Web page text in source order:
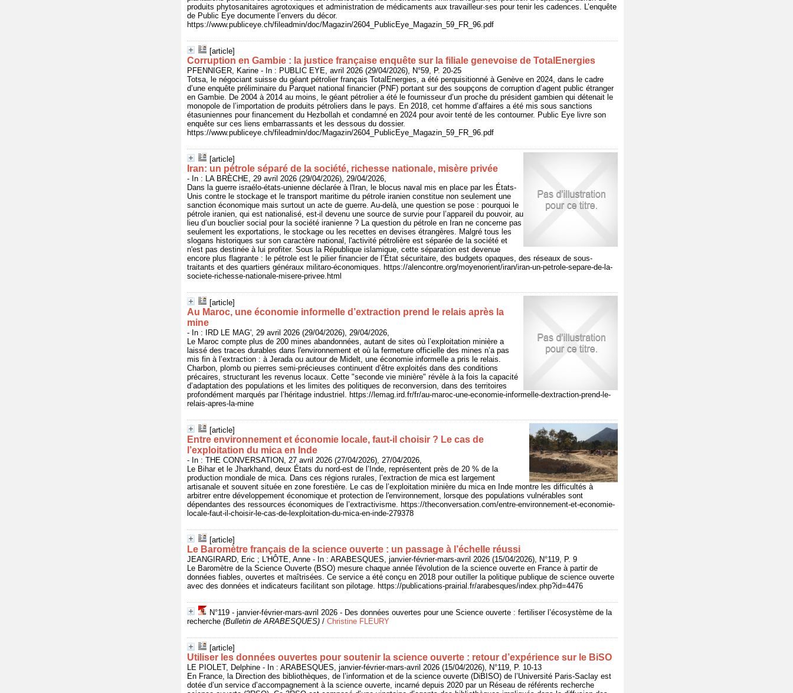
produits phytosanitaires agrotoxiques et administration de médicaments aux travailleur·ses pour tenir les cadences. L’enquête
de Public Eye documente l’envers du décor.
https://www.publiceye.ch/fileadmin/doc/Magazin/2604_PublicEye_Magazin_59_FR_96.pdf
[article]
Corruption en Gambie : la justice française enquête sur la filiale genevoise de TotalEnergies
PFENNIGER, Karine - In : PUBLIC EYE, avril 2026 (29/04/2026), N°59, P. 20-25
Totsa, le négociant suisse du géant pétrolier français TotalEnergies, a été perquisitionné à Genève en 2024, dans le cadre
d’une enquête préliminaire du Parquet national financier (PNF) portant sur des soupçons de corruption d’agent public étranger
en Gambie. De 2004 à 2014 au moins, le géant pétrolier a été le fournisseur d’un proche du président gambien qui détenait le
monopole de l’importation de produits pétroliers dans le pays. En 2018, cet homme d’affaires a été mis sous sanctions
étasuniennes pour financement du Hezbollah et condamné en 2024 pour avoir tenté de les contourner. Public Eye livre son
enquête sur ces liens embarrassants et les dessous du dossier.
https://www.publiceye.ch/fileadmin/doc/Magazin/2604_PublicEye_Magazin_59_FR_96.pdf
[article]
Iran: un pétrole séparé de la société, richesse nationale, misère privée
- In : LA BRÈCHE, 29 avril 2026 (29/04/2026), 29/04/2026,
Dans la guerre israélo-états-unienne déclarée à l'Iran, le blocus naval mis en place par les États-
Unis contre le stockage et le transport maritime du pétrole iranien constitue non seulement une
sanction économique mais surtout un acte de guerre. Au-delà, une question se pose : pourquoi le
pétrole iranien, qui est nationalisé, est-il devenu une source de survie pour l’appareil du pouvoir, au
lieu d’un bouclier social pour la société iranienne ? La question du pétrole en Iran ne concerne pas
seulement les exportations, le stockage ou les recettes en devises étrangères. Malgré tous les
slogans historiques sur son caractère national, l'activité pétrolière est séparée de la société et
n'est pas destinée à lui profiter. Sous la République islamique, cette séparation est devenue
encore plus flagrante : le pétrole est le pilier financier de l’État sécuritaire, des budgets opaques, des réseaux de sous-
traitants et des quartiers généraux militaro-économiques. https://alencontre.org/moyenorient/iran/iran-un-petrole-separe-de-la-
societe-richesse-nationale-misere-privee.html
[article]
Au Maroc, une économie informelle d’extraction prend le relais après la
mine
- In : IRD LE MAG', 29 avril 2026 (29/04/2026), 29/04/2026,
Le Maroc compte plus de 200 mines abandonnées, autant de sites où l’exploitation minière a
laissé des traces durables dans l'environnement et où la fermeture officielle des mines n’a pas
mis fin à l’extraction : à Jerada ou autour de Midelt, une économie informelle a pris le relais.
Charbon, plomb ou pierres semi-précieuses continuent d’être exploités dans des conditions
précaires, structurant les revenus locaux. Cette "seconde vie minière" révèle à la fois la capacité
d’adaptation des populations et les limites des politiques de reconversion, dans des territoires
profondément marqués par l’héritage industriel. https://lemag.ird.fr/fr/au-maroc-une-economie-informelle-dextraction-prend-le-
relais-apres-la-mine
[article]
Entre environnement et économie locale, faut‑il choisir ? Le cas de
l’exploitation du mica en Inde
- In : THE CONVERSATION, 27 avril 2026 (27/04/2026), 27/04/2026,
Le Bihar et le Jharkhand, deux États du nord-est de l’Inde, représentent près de 20 % de la
production mondiale de mica. Dans ces régions rurales, l’extraction de mica est largement
artisanale et souvent située en zone forestière. Le cas de l’exploitation minière du mica en Inde montre les difficultés à
arbitrer entre développement économique et protection de l'environnement, lorsque des populations vulnérables sont
dépendantes des ressources économiques de l’extractivisme. https://theconversation.com/entre-environnement-et-economie-
locale-faut-il-choisir-le-cas-de-lexploitation-du-mica-en-inde-279378
[article]
Le Baromètre français de la science ouverte : un passage à l’échelle réussi
JEANGIRARD, Eric ; L'HÔTE, Anne - In : ARABESQUES, janvier-février-mars-avril 2026 (15/04/2026), N°119, P. 9
Le Baromètre de la Science Ouverte (BSO) mesure chaque année l'évolution de la science ouverte en France à partir de
données fiables, ouvertes et maîtrisées. Ce service a été conçu en 2018 pour outiller la politique publique de science ouverte
avec des données et indicateurs facilitant son pilotage. https://publications-prairial.fr/arabesques/index.php?id=4476
N°119 - janvier-février-mars-avril 2026 - Des données ouvertes pour une Science ouverte : fertiliser l’écosystème de la
recherche (Bulletin de ARABESQUES) / Christine FLEURY
[article]
Utiliser les données ouvertes pour soutenir la science ouverte : retour d’expérience sur le BiSO
LE PIOLET, Delphine - In : ARABESQUES, janvier-février-mars-avril 2026 (15/04/2026), N°119, P. 10-13
En France, la Direction des bibliothèques, de l’information et de la science ouverte (DiBISO) de l’Université Paris-Saclay est
dotée d’un service d’accompagnement à la science ouverte, incarné depuis 2020 par un Réseau de référents recherche